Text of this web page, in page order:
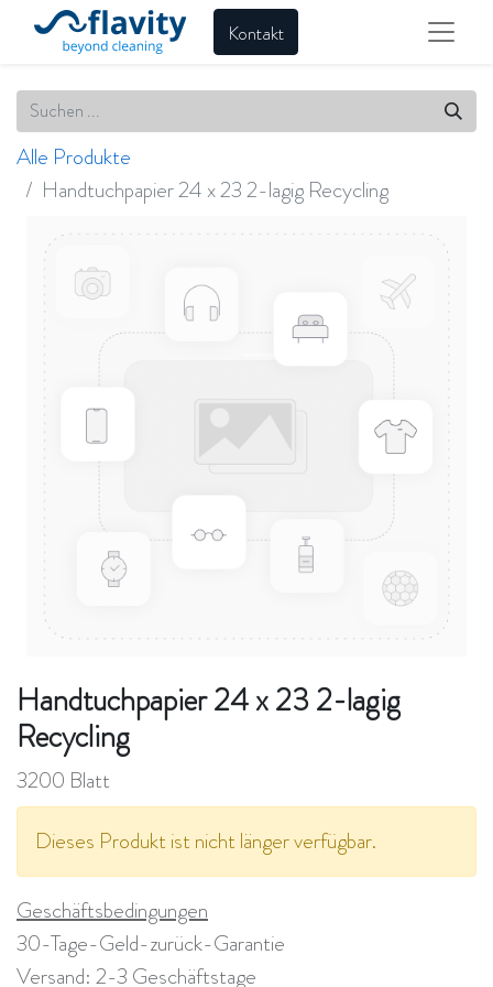
Kontakt
Alle Produkte
Handtuchpapier 24 x 23 2-lagig Recycling
Handtuchpapier 24 x 23 2-lagig
Recycling
3200 Blatt
Dieses Produkt ist nicht länger verfügbar.
Geschäftsbedingungen
30-Tage-Geld-zurück-Garantie
Versand: 2-3 Geschäftstage